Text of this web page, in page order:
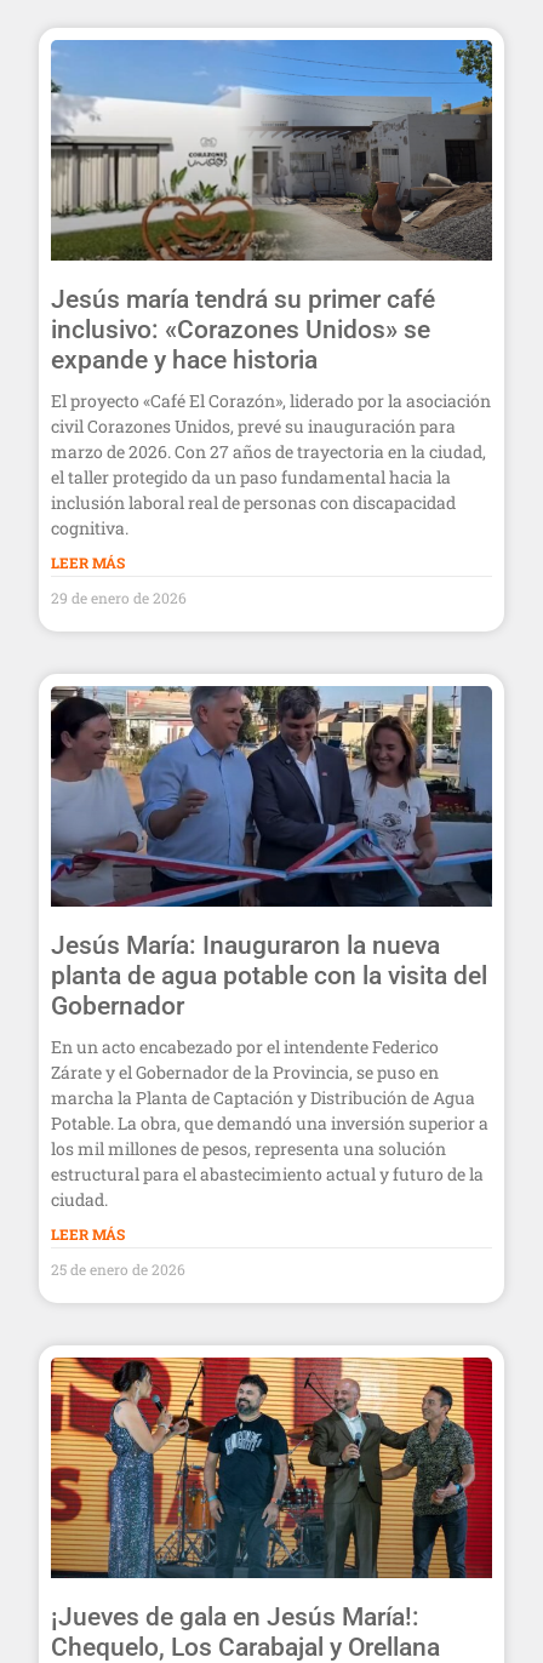
Jesús maría tendrá su primer café
inclusivo: «Corazones Unidos» se
expande y hace historia
El proyecto «Café El Corazón», liderado por la asociación
civil Corazones Unidos, prevé su inauguración para
marzo de 2026. Con 27 años de trayectoria en la ciudad,
el taller protegido da un paso fundamental hacia la
inclusión laboral real de personas con discapacidad
cognitiva.
LEER MÁS
29 de enero de 2026
Jesús María: Inauguraron la nueva
planta de agua potable con la visita del
Gobernador
En un acto encabezado por el intendente Federico
Zárate y el Gobernador de la Provincia, se puso en
marcha la Planta de Captación y Distribución de Agua
Potable. La obra, que demandó una inversión superior a
los mil millones de pesos, representa una solución
estructural para el abastecimiento actual y futuro de la
ciudad.
LEER MÁS
25 de enero de 2026
¡Jueves de gala en Jesús María!:
Chequelo, Los Carabajal y Orellana